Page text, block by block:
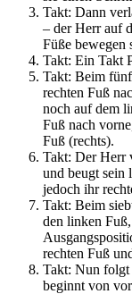
Takt: Dann
– der Herr auf
Füße bewegen
Takt: Ein Takt
Takt: Beim
rechten Fuß
noch auf dem
Fuß nach
Fuß (rechts).
Takt: Der Herr
und beugt sein
jedoch ihr
Takt: Beim
den linken
rechten Fuß
Takt: Nun folgt
beginnt von